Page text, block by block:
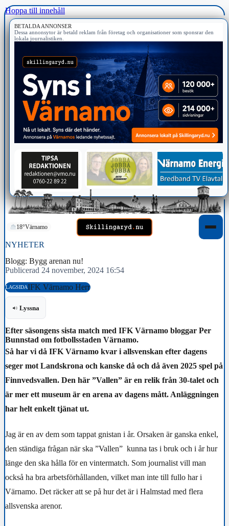
Hoppa till innehåll
BETALDA ANNONSER
Dessa annonsytor är betald reklam från företag och organisationer som sponsrar den
lokala journalistiken.
18°Värnamo
NYHETER
Blogg: Bygg arenan nu!
Publicerad 24 november, 2024 16:54
LAGSIDAIFK Värnamo Herr
Lyssna
Efter säsongens sista match med IFK Värnamo bloggar Per
Bunnstad om fotbollsstaden Värnamo.
Så har vi då IFK Värnamo kvar i allsvenskan efter dagens
seger mot Landskrona och kanske då och då även 2025 spel på
Finnvedsvallen. Den här ”Vallen” är en relik från 30-talet och
är mer ett museum är en arena av dagens mått. Anläggningen
har helt enkelt tjänat ut.
Jag är en av dem som tappat gnistan i år. Orsaken är ganska enkel,
den ständiga frågan när ska ”Vallen” kunna tas i bruk och i år hur
länge den ska hålla för en vintermatch. Som journalist vill man
också ha bra arbetsförhållanden, vilket man inte till fullo har i
Värnamo. Det räcker att se på hur det är i Halmstad med flera
allsvenska arenor.